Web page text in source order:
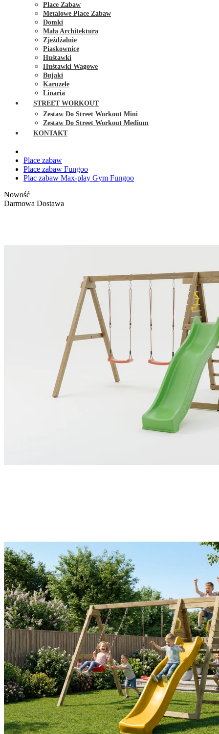
Place Zabaw
Metalowe Place Zabaw
Domki
Mała Architektura
Zjeżdżalnie
Piaskownice
Huśtawki
Huśtawki Wagowe
Bujaki
Karuzele
Linaria
STREET WORKOUT
Zestaw Do Street Workout Mini
Zestaw Do Street Workout Medium
KONTAKT
Place zabaw
Place zabaw Fungoo
Plac zabaw Max-play Gym Fungoo
Nowość
Darmowa Dostawa